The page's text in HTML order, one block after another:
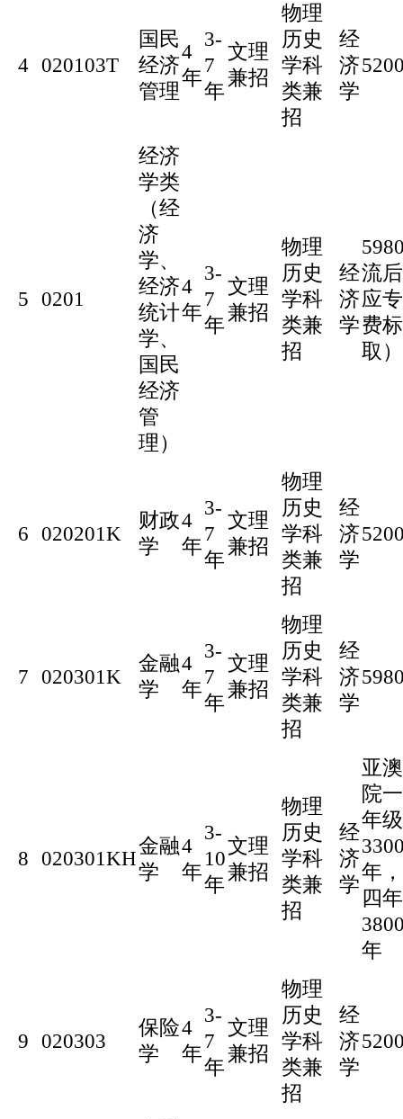
4 020103T
国民
经济
管理
4
年
3-
7
年
文理
兼招
物理
历史
学科
类兼
招
经
济
学
5 0201
经济
学类
（经
济
学、
经济
统计
学、
国民
经济
管
理）
4
年
3-
7
年
文理
兼招
物理
历史
学科
类兼
招
经
济
学
流
应
费
取）
6 020201K
财政
学
4
年
3-
7
年
文理
兼招
物理
历史
学科
类兼
招
经
济
学
7 020301K
金融
学
4
年
3-
7
年
文理
兼招
物理
历史
学科
类兼
招
经
济
学
8 020301KH
金融
学
4
年
3-
10
年
文理
兼招
物理
历史
学科
类兼
招
经
济
学
亚
院
年级
年
四
年
9 020303
保险
学
4
年
3-
7
年
文理
兼招
物理
历史
学科
类兼
招
经
济
学